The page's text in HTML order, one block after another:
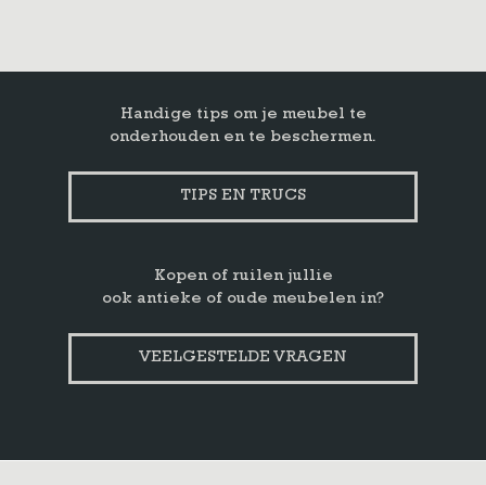
Handige tips om je meubel te
onderhouden en te beschermen.
TIPS EN TRUCS
Kopen of ruilen jullie
ook antieke of oude meubelen in?
VEELGESTELDE VRAGEN